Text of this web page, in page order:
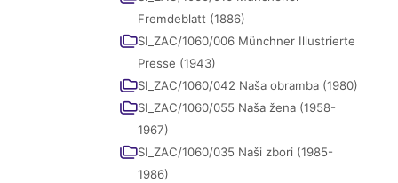
Fremdeblatt (1886)
SI_ZAC/1060/006 Münchner Illustrierte
Presse (1943)
SI_ZAC/1060/042 Naša obramba (1980)
SI_ZAC/1060/055 Naša žena (1958-
1967)
SI_ZAC/1060/035 Naši zbori (1985-
1986)